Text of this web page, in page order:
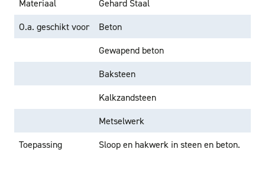
Materiaal
Gehard Staal
O.a. geschikt voor
Beton
Gewapend beton
Baksteen
Kalkzandsteen
Metselwerk
Toepassing
Sloop en hakwerk in steen en beton.